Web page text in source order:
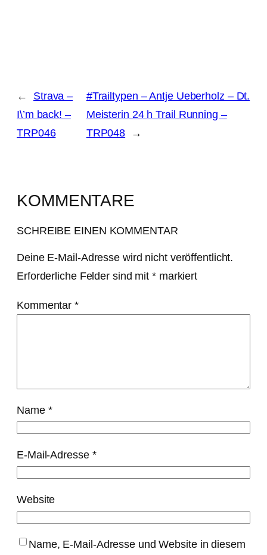
←
Strava –
I\’m back! –
TRP046
#Trailtypen – Antje Ueberholz – Dt.
Meisterin 24 h Trail Running –
TRP048
→
KOMMENTARE
SCHREIBE EINEN KOMMENTAR
Deine E-Mail-Adresse wird nicht veröffentlicht.
Erforderliche Felder sind mit *markiert
Kommentar*
Name *
E-Mail-Adresse *
Website
Name, E-Mail-Adresse und Website in diesem